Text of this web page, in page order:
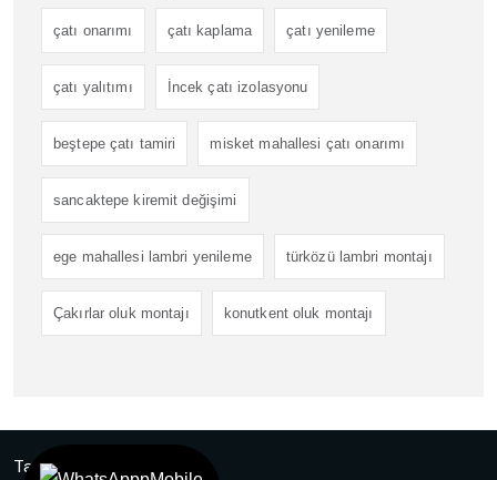
çatı onarımı çatı kaplama çatı yenileme
çatı yalıtımı İncek çatı izolasyonu
beştepe çatı tamiri misket mahallesi çatı onarımı
sancaktepe kiremit değişimi
ege mahallesi lambri yenileme türközü lambri montajı
Çakırlar oluk montajı konutkent oluk montajı
Tasarım